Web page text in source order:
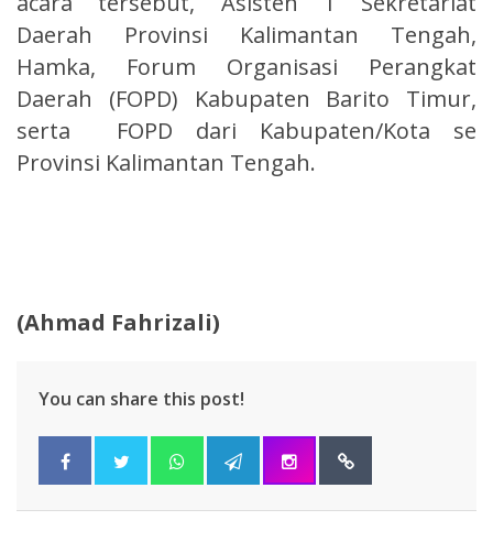
Daerah Provinsi Kalimantan Tengah,
Hamka, Forum Organisasi Perangkat
Daerah (FOPD) Kabupaten Barito Timur,
serta FOPD dari Kabupaten/Kota se
Provinsi Kalimantan Tengah.
(Ahmad Fahrizali)
You can share this post!